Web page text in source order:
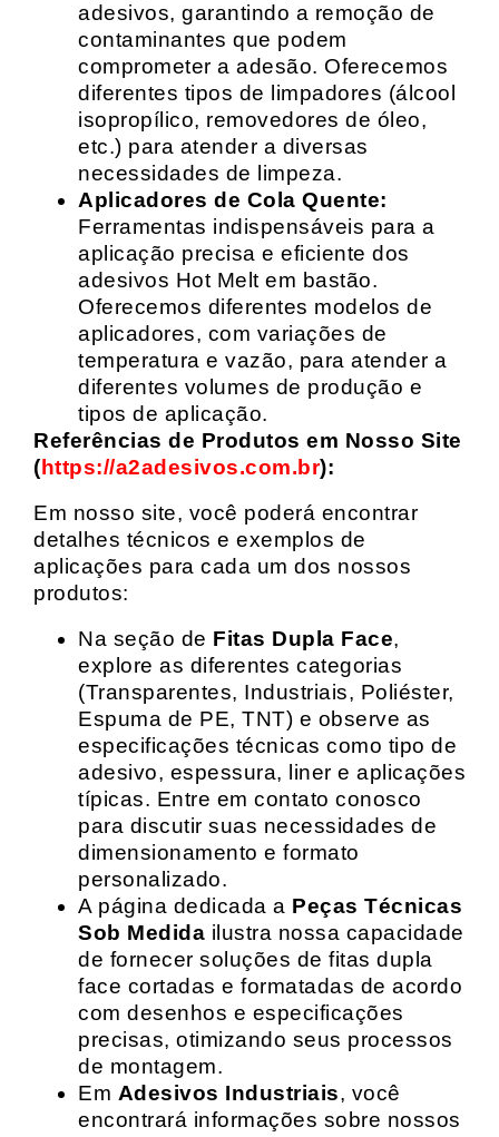
adesivos, garantindo a remoção de
contaminantes que podem
comprometer a adesão. Oferecemos
diferentes tipos de limpadores (álcool
isopropílico, removedores de óleo,
etc.) para atender a diversas
necessidades de limpeza.
Aplicadores de Cola Quente:
Ferramentas indispensáveis para a
aplicação precisa e eficiente dos
adesivos Hot Melt em bastão.
Oferecemos diferentes modelos de
aplicadores, com variações de
temperatura e vazão, para atender a
diferentes volumes de produção e
tipos de aplicação.
Referências de Produtos em Nosso Site
(https://a2adesivos.com.br):
Em nosso site, você poderá encontrar
detalhes técnicos e exemplos de
aplicações para cada um dos nossos
produtos:
Na seção de Fitas Dupla Face,
explore as diferentes categorias
(Transparentes, Industriais, Poliéster,
Espuma de PE, TNT) e observe as
especificações técnicas como tipo de
adesivo, espessura, liner e aplicações
típicas. Entre em contato conosco
para discutir suas necessidades de
dimensionamento e formato
personalizado.
A página dedicada a Peças Técnicas
Sob Medida ilustra nossa capacidade
de fornecer soluções de fitas dupla
face cortadas e formatadas de acordo
com desenhos e especificações
precisas, otimizando seus processos
de montagem.
Em Adesivos Industriais, você
encontrará informações sobre nossos